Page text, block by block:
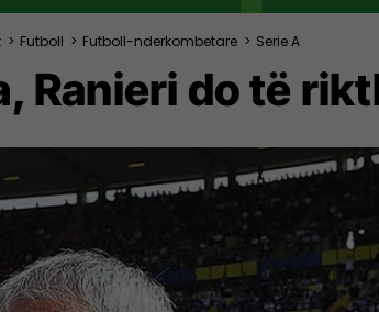
> Futboll > Futboll-nderkombetare > Serie A
Ranieri do të